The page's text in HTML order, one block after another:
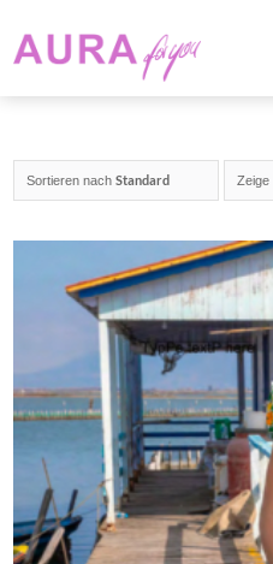
Sortieren nachStandard Zeige